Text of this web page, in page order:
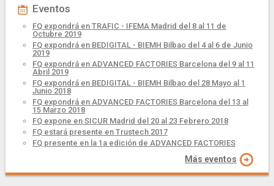
Eventos
FQ expondrá en TRAFIC - IFEMA Madrid del 8 al 11 de
Octubre 2019
FQ expondrá en BEDIGITAL - BIEMH Bilbao del 4 al 6 de Junio
2019
FQ expondrá en ADVANCED FACTORIES Barcelona del 9 al 11
Abril 2019
FQ expondrá en BEDIGITAL - BIEMH Bilbao del 28 Mayo al 1
Junio 2018
FQ expondrá en ADVANCED FACTORIES Barcelona del 13 al
15 Marzo 2018
FQ expone en SICUR Madrid del 20 al 23 Febrero 2018
FQ estará presente en Trustech 2017
FQ presente en la 1a edición de ADVANCED FACTORIES
Más eventos